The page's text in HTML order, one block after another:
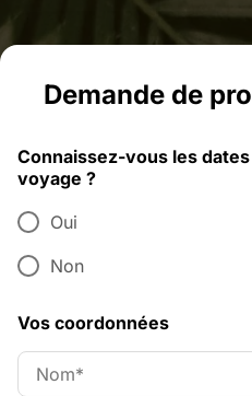
Demande de
Connaissez-vous les
voyage ?
Oui
Non
Vos coordonnées